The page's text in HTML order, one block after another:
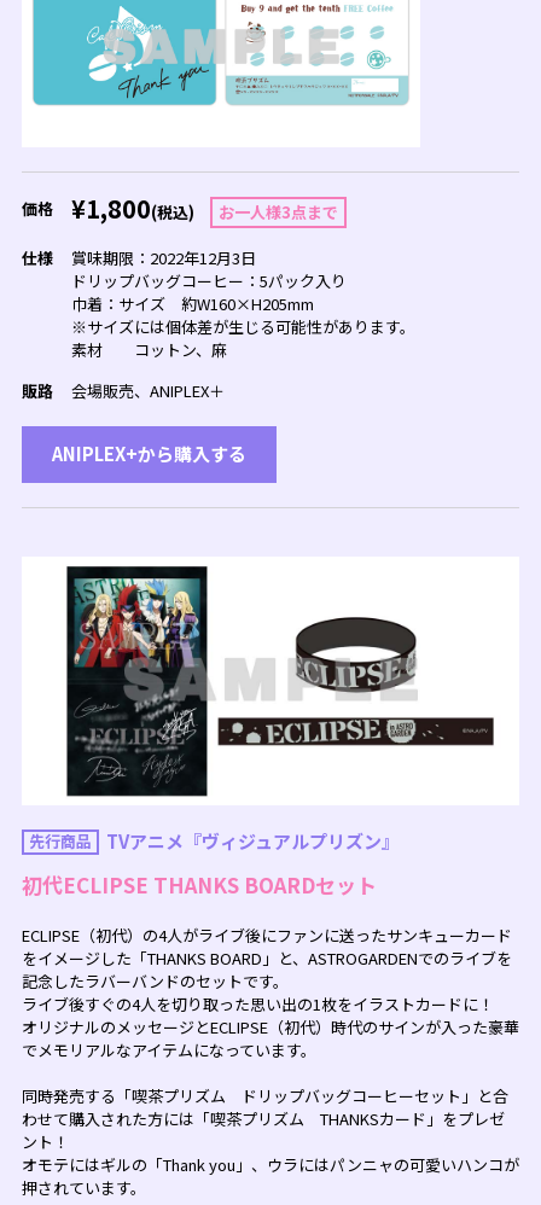
価格 ¥1,800(税込)
お一人様3点まで
仕様
賞味期限：2022年12月3日
ドリップバッグコーヒー：5パック入り
巾着：サイズ 約W160×H205mm
※サイズには個体差が生じる可能性があります。
素材 コットン、麻
販路
会場販売、ANIPLEX＋
ANIPLEX+から購入する
先行商品 TVアニメ『ヴィジュアルプリズン』
初代ECLIPSE THANKS BOARDセット
ECLIPSE（初代）の4人がライブ後にファンに送ったサンキューカード
をイメージした「THANKS BOARD」と、ASTROGARDENでのライブを
記念したラバーバンドのセットです。
ライブ後すぐの4人を切り取った思い出の1枚をイラストカードに！
オリジナルのメッセージとECLIPSE（初代）時代のサインが入った豪華
でメモリアルなアイテムになっています。
同時発売する「喫茶プリズム ドリップバッグコーヒーセット」と合
わせて購入された方には「喫茶プリズム THANKSカード」をプレゼ
ント！
オモテにはギルの「Thank you」、ウラにはパンニャの可愛いハンコが
押されています。